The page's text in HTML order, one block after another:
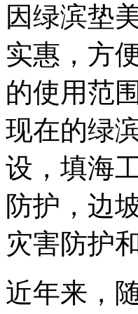
因绿滨垫
实惠，方
的使用范围
现在的绿
设，填海
防护，边
灾害防护
近年来，